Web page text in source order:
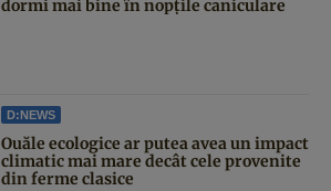
dormi mai bine în nopțile caniculare
D:NEWS
Ouăle ecologice ar putea avea un impact
climatic mai mare decât cele provenite
din ferme clasice